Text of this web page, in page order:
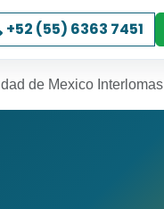
+52 (55) 6363 7451
de Mexico Interlomas